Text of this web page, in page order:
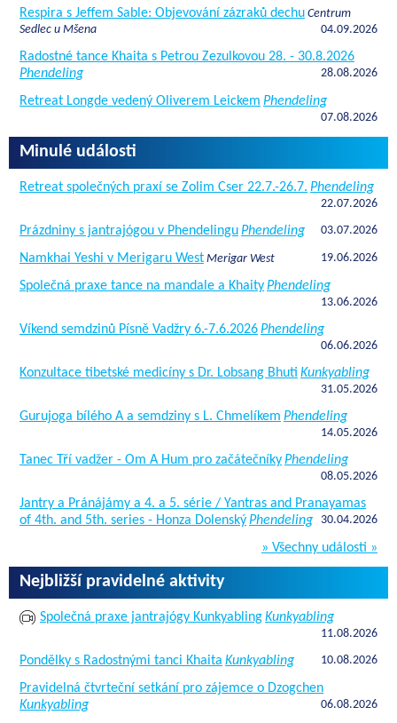
Respira s Jeffem Sable: Objevování zázraků dechu Centrum
Sedlec u Mšena
04.09.2026
Radostné tance Khaita s Petrou Zezulkovou 28. - 30.8.2026
Phendeling
28.08.2026
Retreat Longde vedený Oliverem Leickem Phendeling
07.08.2026
Minulé události
Retreat společných praxí se Zolim Cser 22.7.-26.7. Phendeling
22.07.2026
Prázdniny s jantrajógou v PhendelinguPhendeling 03.07.2026
Namkhai Yeshi v Merigaru West Merigar West 19.06.2026
Společná praxe tance na mandale a KhaityPhendeling
13.06.2026
Víkend semdzinů Písně Vadžry 6.-7.6.2026Phendeling
06.06.2026
Konzultace tibetské medicíny s Dr. Lobsang Bhuti Kunkyabling
31.05.2026
Gurujoga bílého A a semdziny s L. Chmelíkem Phendeling
14.05.2026
Tanec Tří vadžer - Om A Hum pro začátečníkyPhendeling
08.05.2026
Jantry a Pránájámy a 4. a 5. série / Yantras and Pranayamas
of 4th. and 5th. series - Honza DolenskýPhendeling 30.04.2026
» Všechny události »
Nejbližší pravidelné aktivity
Společná praxe jantrajógy KunkyablingKunkyabling
11.08.2026
Pondělky s Radostnými tanci Khaita Kunkyabling 10.08.2026
Pravidelná čtvrteční setkání pro zájemce o Dzogchen
Kunkyabling
06.08.2026